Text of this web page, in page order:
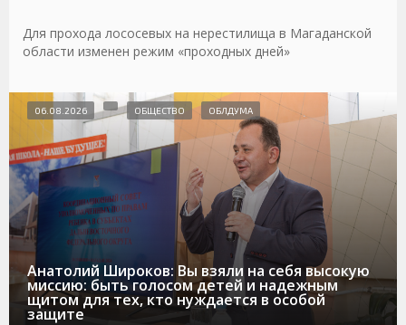
Для прохода лососевых на нерестилища в Магаданской
области изменен режим «проходных дней»
Анатолий Широков: Вы взяли на себя высокую
миссию: быть голосом детей и надежным
щитом для тех, кто нуждается в особой
защите
06.08.2026 ОБЩЕСТВО ОБЛДУМА